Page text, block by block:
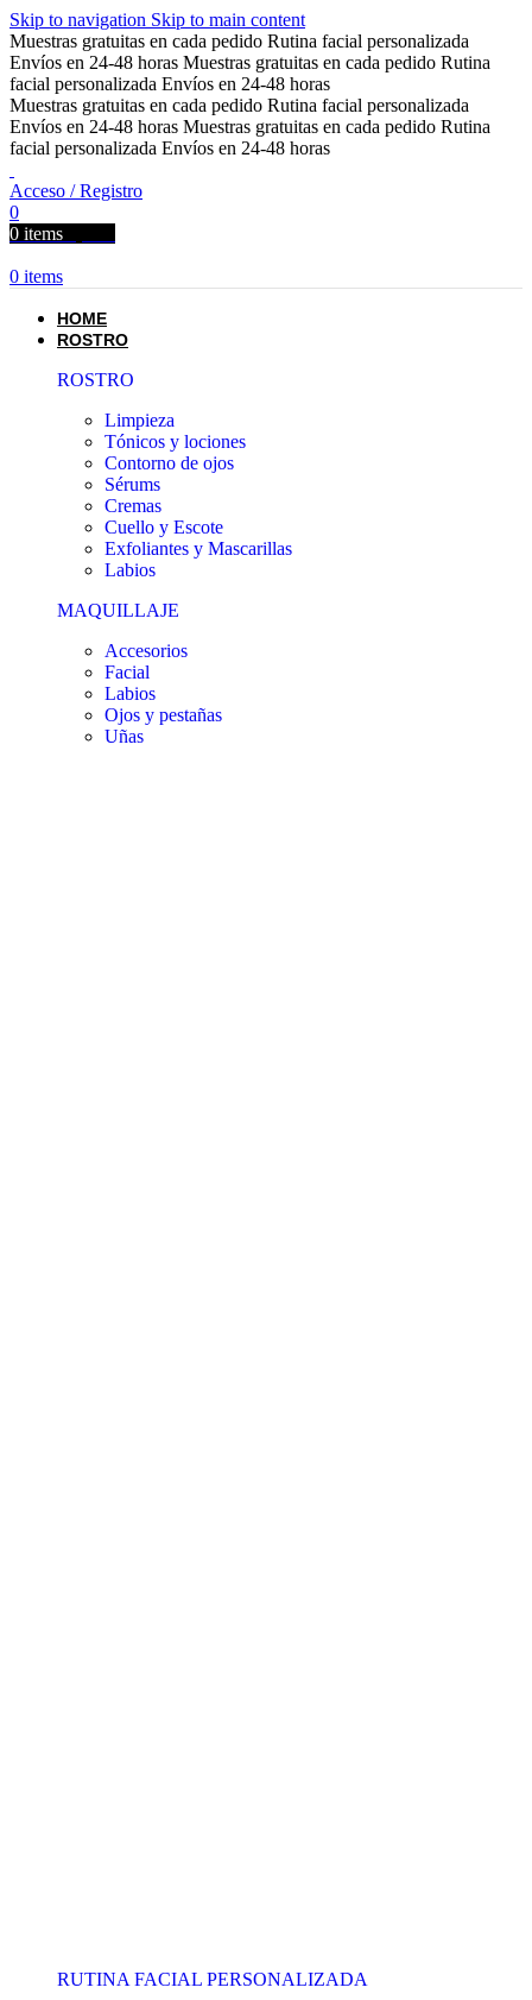
Skip to navigation Skip to main content
Muestras gratuitas en cada pedido Rutina facial personalizada
Envíos en 24-48 horas Muestras gratuitas en cada pedido Rutina
facial personalizada Envíos en 24-48 horas
Muestras gratuitas en cada pedido Rutina facial personalizada
Envíos en 24-48 horas Muestras gratuitas en cada pedido Rutina
facial personalizada Envíos en 24-48 horas
Acceso / Registro
0
0 items
0 items
HOME
ROSTRO
ROSTRO
Limpieza
Tónicos y lociones
Contorno de ojos
Sérums
Cremas
Cuello y Escote
Exfoliantes y Mascarillas
Labios
MAQUILLAJE
Accesorios
Facial
Labios
Ojos y pestañas
Uñas
RUTINA FACIAL PERSONALIZADA